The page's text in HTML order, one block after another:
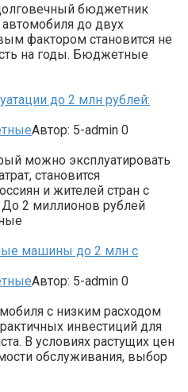
бюджетник
до двух
фактором становится не
на годы. Бюджетные
до 2 млн рублей:
Автор: 5-admin 0
можно эксплуатировать
становится
и жителей стран с
2 миллионов рублей
машины до 2 млн с
Автор: 5-admin 0
с низким расходом
инвестиций для
В условиях растущих цен
обслуживания, выбор